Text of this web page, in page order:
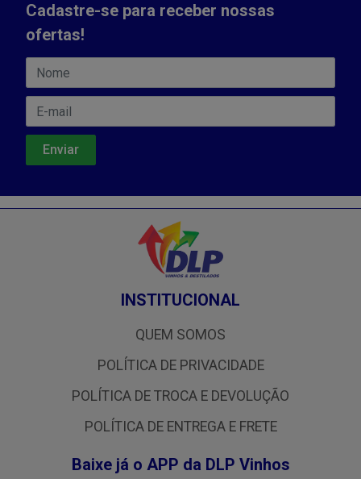
Cadastre-se para receber nossas
ofertas!
INSTITUCIONAL
QUEM SOMOS
POLÍTICA DE PRIVACIDADE
POLÍTICA DE TROCA E DEVOLUÇÃO
POLÍTICA DE ENTREGA E FRETE
Baixe já o APP da DLP Vinhos